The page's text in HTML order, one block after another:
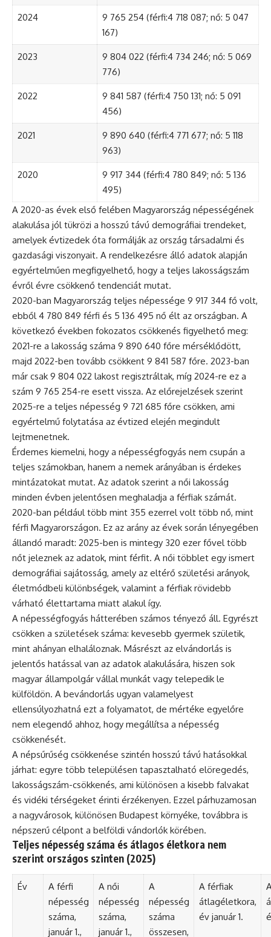
2024
9 765 254 (férfi:4 718 087; nő: 5 047
167)
2023
9 804 022 (férfi:4 734 246; nő: 5 069
776)
2022
9 841 587 (férfi:4 750 131; nő: 5 091
456)
2021
9 890 640 (férfi:4 771 677; nő: 5 118
963)
2020
9 917 344 (férfi:4 780 849; nő: 5 136
495)
A 2020-as évek első felében Magyarország népességének
alakulása jól tükrözi a hosszú távú demográfiai trendeket,
amelyek évtizedek óta formálják az ország társadalmi és
gazdasági viszonyait. A rendelkezésre álló adatok alapján
egyértelműen megfigyelhető, hogy a teljes lakosságszám
évről évre csökkenő tendenciát mutat.
2020-ban Magyarország teljes népessége 9 917 344 fő volt,
ebből 4 780 849 férfi és 5 136 495 nő élt az országban. A
következő években fokozatos csökkenés figyelhető meg:
2021-re a lakosság száma 9 890 640 főre mérséklődött,
majd 2022-ben tovább csökkent 9 841 587 főre. 2023-ban
már csak 9 804 022 lakost regisztráltak, míg 2024-re ez a
szám 9 765 254-re esett vissza. Az előrejelzések szerint
2025-re a teljes népesség 9 721 685 főre csökken, ami
egyértelmű folytatása az évtized elején megindult
lejtmenetnek.
Érdemes kiemelni, hogy a népességfogyás nem csupán a
teljes számokban, hanem a nemek arányában is érdekes
mintázatokat mutat. Az adatok szerint a női lakosság
minden évben jelentősen meghaladja a férfiak számát.
2020-ban például több mint 355 ezerrel volt több nő, mint
férfi Magyarországon. Ez az arány az évek során lényegében
állandó maradt: 2025-ben is mintegy 320 ezer fővel több
nőt jeleznek az adatok, mint férfit. A női többlet egy ismert
demográfiai sajátosság, amely az eltérő születési arányok,
életmódbeli különbségek, valamint a férfiak rövidebb
várható élettartama miatt alakul így.
A népességfogyás hátterében számos tényező áll. Egyrészt
csökken a születések száma: kevesebb gyermek születik,
mint ahányan elhaláloznak. Másrészt az elvándorlás is
jelentős hatással van az adatok alakulására, hiszen sok
magyar állampolgár vállal munkát vagy telepedik le
külföldön. A bevándorlás ugyan valamelyest
ellensúlyozhatná ezt a folyamatot, de mértéke egyelőre
nem elegendő ahhoz, hogy megállítsa a népesség
csökkenését.
A népsűrűség csökkenése szintén hosszú távú hatásokkal
járhat: egyre több településen tapasztalható elöregedés,
lakosságszám-csökkenés, ami különösen a kisebb falvakat
és vidéki térségeket érinti érzékenyen. Ezzel párhuzamosan
a nagyvárosok, különösen Budapest környéke, továbbra is
népszerű célpont a belföldi vándorlók körében.
Teljes népesség száma és átlagos életkora nem
szerint országos szinten (2025)
Év
A férfi
népesség
száma,
január 1.,
A női
népesség
száma,
január 1.,
A
népesség
száma
összesen,
A férfiak
átlagéletkora,
év január 1.